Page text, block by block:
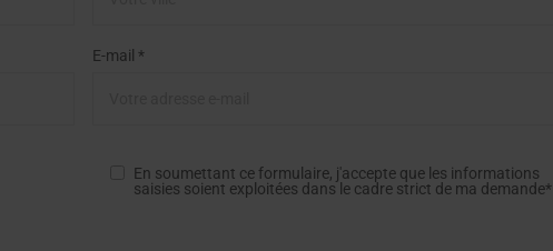
E-mail *
En soumettant ce formulaire, j'accepte que les informations
saisies soient exploitées dans le cadre strict de ma demande*